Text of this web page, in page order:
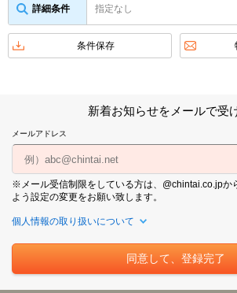
詳細条件 指定なし
条件保存
新着お知らせをメールで受
メールアドレス
※メール受信制限をしている方は、@chintai.co.jpか
よう設定の変更をお願い致します。
個人情報の取り扱いについて